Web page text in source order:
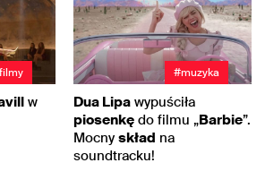
w
#muzyka
Dua Lipa wypuściła
piosenkę do filmu „Barbie”.
Mocny skład na
soundtracku!